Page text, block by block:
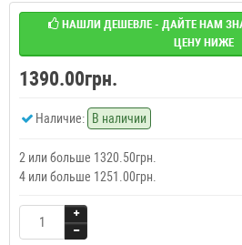
НАШЛИ ДЕШЕВЛЕ - ДАЙТЕ НАМ
ЦЕНУ НИЖЕ
1390.00грн.
Наличие: В наличии
2 или больше 1320.50грн.
4 или больше 1251.00грн.